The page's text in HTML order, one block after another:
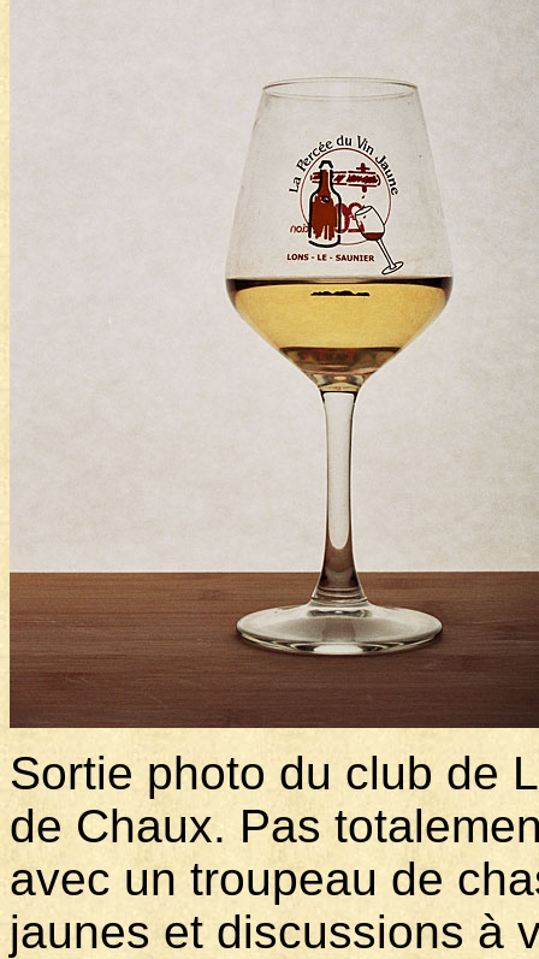
Sortie photo du club de
de Chaux. Pas
avec un troupeau de
jaunes et discussions à